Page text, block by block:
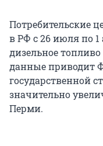
Потребительские
в РФ с 26 июля по 1
дизельное
данные приводит
государственной
значительно
Перми.